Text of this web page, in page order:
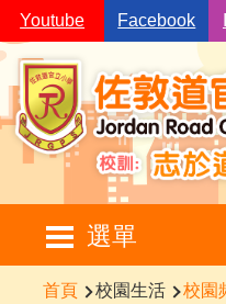
移至主內容
Youtube Facebook
選單
Main
navigation
導
首頁 校園生活 校園